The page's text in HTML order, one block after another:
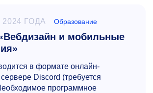
ГОДА Образование
и мобильные
в формате онлайн-
Discord (требуется
программное